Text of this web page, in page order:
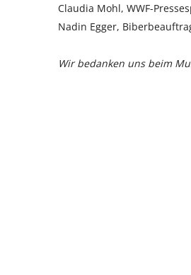
Claudia Mohl, WWF-
Nadin Egger,
Wir bedanken uns beim